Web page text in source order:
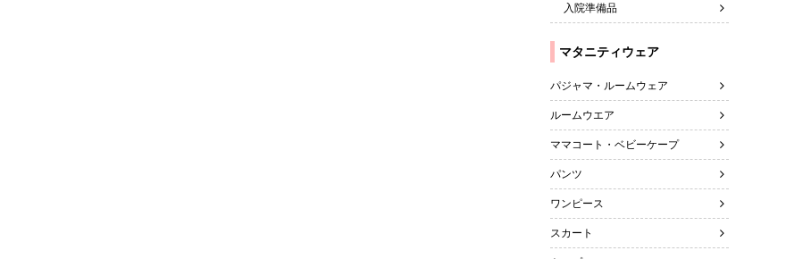
入院準備品
マタニティウェア
パジャマ・ルームウェア
ルームウエア
ママコート・ベビーケープ
パンツ
ワンピース
スカート